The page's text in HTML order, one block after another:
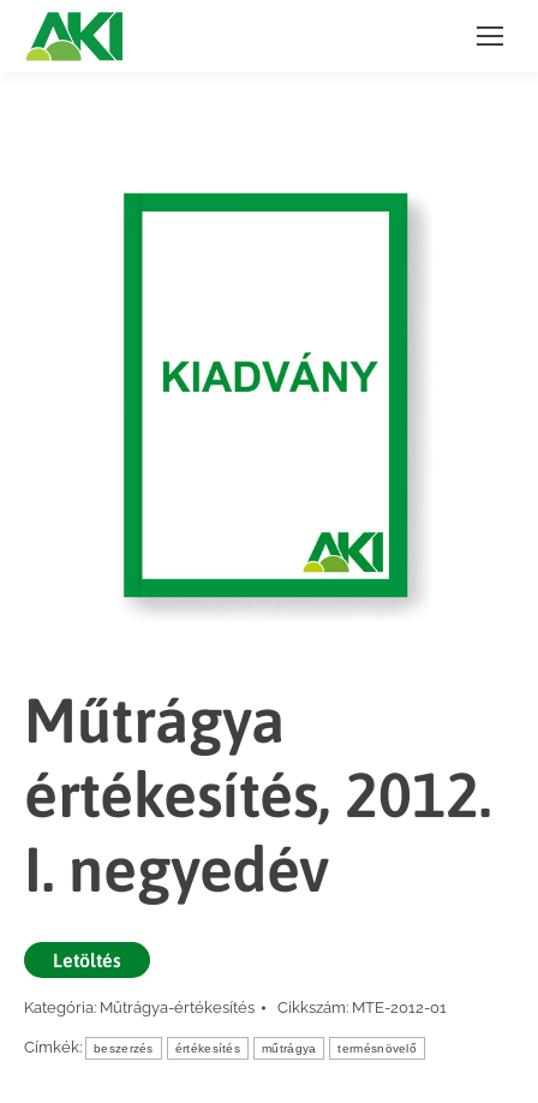
Műtrágya
értékesítés, 2012.
I. negyedév
Letöltés
Kategória: Műtrágya-értékesítés Cikkszám: MTE-2012-01
Címkék: beszerzés értékesítés műtrágya termésnövelő